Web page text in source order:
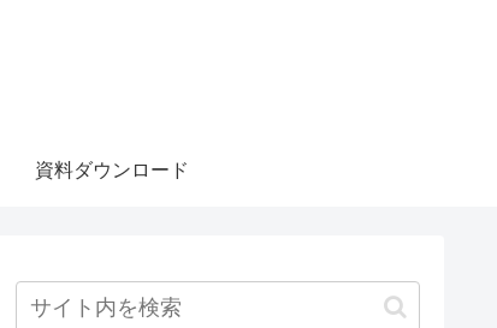
資料ダウンロード